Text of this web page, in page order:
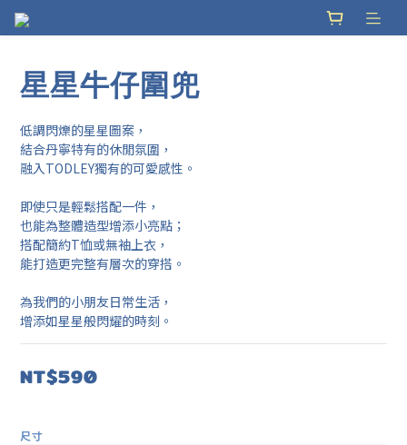
星星牛仔圍兜
低調閃爍的星星圖案，
結合丹寧特有的休閒氛圍，
融入TODLEY獨有的可愛感性。
即使只是輕鬆搭配一件，
也能為整體造型增添小亮點；
搭配簡約T恤或無袖上衣，
能打造更完整有層次的穿搭。
為我們的小朋友日常生活，
增添如星星般閃耀的時刻。
NT$590
尺寸